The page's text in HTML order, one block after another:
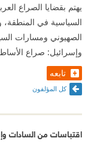
يهتم بقضايا الصراع
السياسية في
الصهيوني ومسارات
وإسرائيل: صراع
تابعه
كل المؤلفون
اقتباسات من السادات